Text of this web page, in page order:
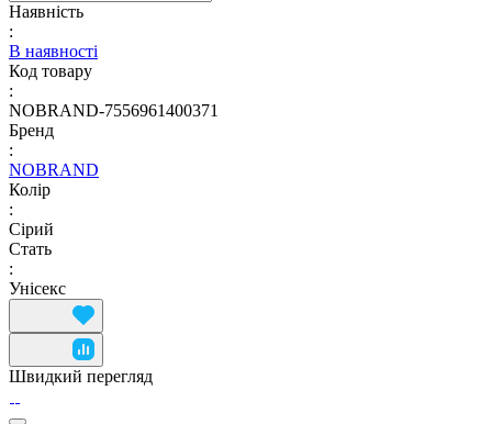
Наявність
:
В наявності
Код товару
:
NOBRAND-7556961400371
Бренд
:
NOBRAND
Колір
:
Сірий
Стать
:
Унісекс
Швидкий перегляд